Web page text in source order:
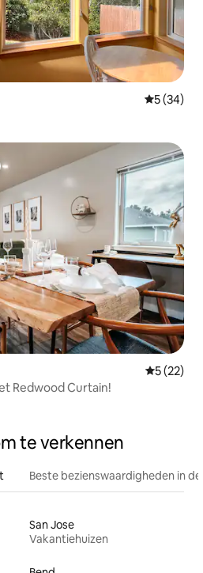
5 (34)
5 (22)
Redwood Curtain!
te verkennen
Beste bezienswaardigheden in
San Jose
Vakantiehuizen